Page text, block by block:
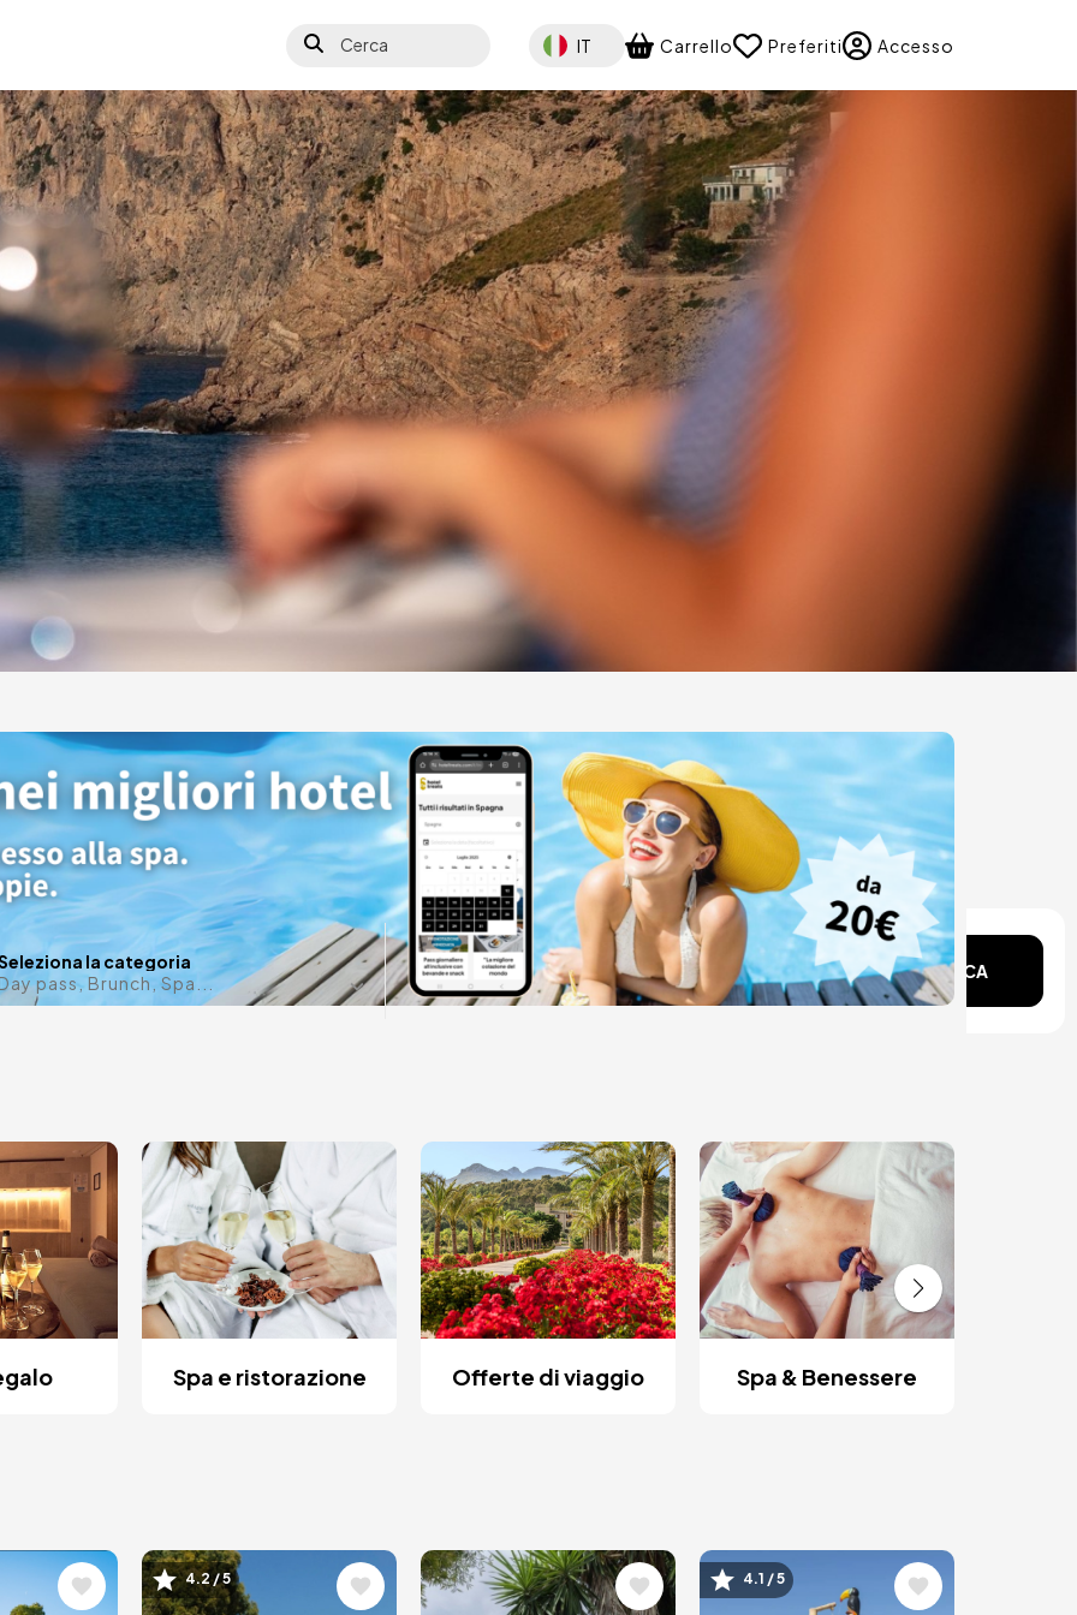
Cerca Select your language
IT Carrello Preferiti Accesso
Cala
la categoria
pass, Brunch, Spa...
Data in mente?
CERCA
Spa e ristorazione Offerte di viaggio Spa & Benessere
Immagine
4.2 / 5 Immagine Immagine
4.1 / 5